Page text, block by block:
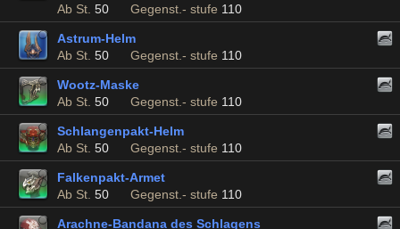
Ab St. 50 Gegenst.- stufe 110
Astrum-Helm
Ab St. 50 Gegenst.- stufe 110
Wootz-Maske
Ab St. 50 Gegenst.- stufe 110
Schlangenpakt-Helm
Ab St. 50 Gegenst.- stufe 110
Falkenpakt-Armet
Ab St. 50 Gegenst.- stufe 110
Arachne-Bandana des Schlagens